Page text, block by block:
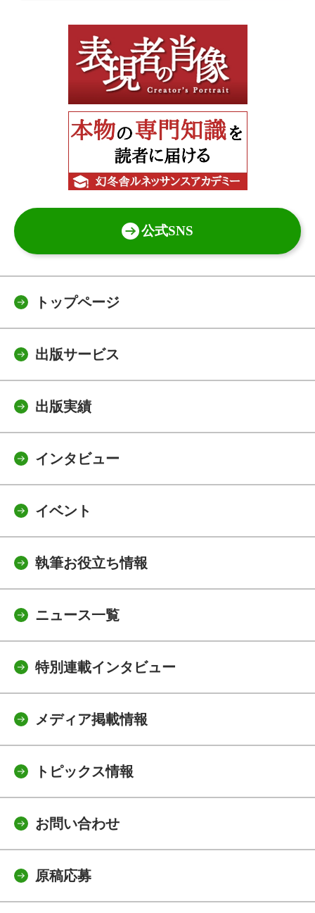
公式SNS
トップページ
出版サービス
出版実績
インタビュー
イベント
執筆お役立ち情報
ニュース一覧
特別連載インタビュー
メディア掲載情報
トピックス情報
お問い合わせ
原稿応募